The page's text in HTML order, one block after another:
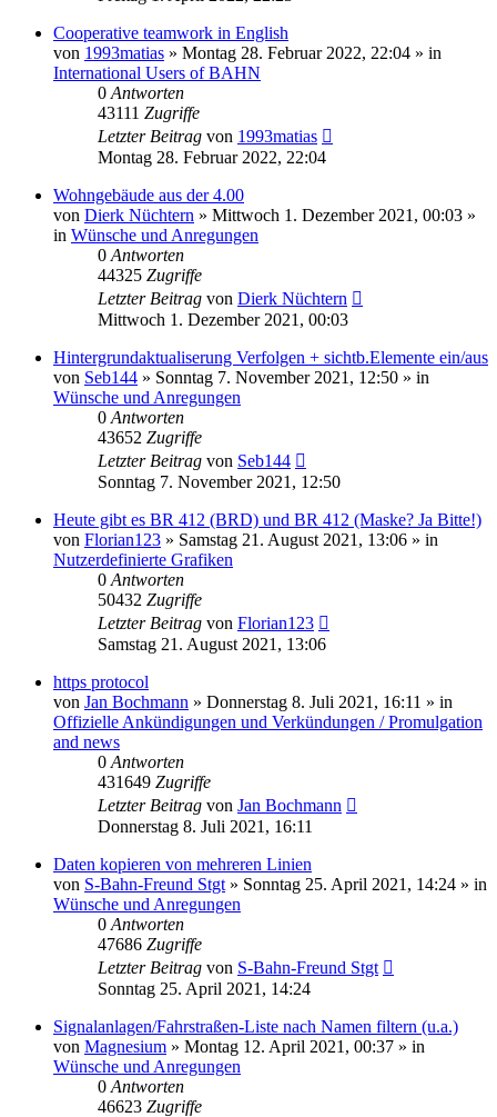
Cooperative teamwork in English
von 1993matias » Montag 28. Februar 2022, 22:04 » in
International Users of BAHN
0 Antworten
43111 Zugriffe
Letzter Beitrag von 1993matias
Montag 28. Februar 2022, 22:04
Wohngebäude aus der 4.00
von Dierk Nüchtern » Mittwoch 1. Dezember 2021, 00:03 »
in Wünsche und Anregungen
0 Antworten
44325 Zugriffe
Letzter Beitrag von Dierk Nüchtern
Mittwoch 1. Dezember 2021, 00:03
Hintergrundaktualiserung Verfolgen + sichtb.Elemente ein/aus
von Seb144 » Sonntag 7. November 2021, 12:50 » in
Wünsche und Anregungen
0 Antworten
43652 Zugriffe
Letzter Beitrag von Seb144
Sonntag 7. November 2021, 12:50
Heute gibt es BR 412 (BRD) und BR 412 (Maske? Ja Bitte!)
von Florian123 » Samstag 21. August 2021, 13:06 » in
Nutzerdefinierte Grafiken
0 Antworten
50432 Zugriffe
Letzter Beitrag von Florian123
Samstag 21. August 2021, 13:06
https protocol
von Jan Bochmann » Donnerstag 8. Juli 2021, 16:11 » in
Offizielle Ankündigungen und Verkündungen / Promulgation
and news
0 Antworten
431649 Zugriffe
Letzter Beitrag von Jan Bochmann
Donnerstag 8. Juli 2021, 16:11
Daten kopieren von mehreren Linien
von S-Bahn-Freund Stgt » Sonntag 25. April 2021, 14:24 » in
Wünsche und Anregungen
0 Antworten
47686 Zugriffe
Letzter Beitrag von S-Bahn-Freund Stgt
Sonntag 25. April 2021, 14:24
Signalanlagen/Fahrstraßen-Liste nach Namen filtern (u.a.)
von Magnesium » Montag 12. April 2021, 00:37 » in
Wünsche und Anregungen
0 Antworten
46623 Zugriffe